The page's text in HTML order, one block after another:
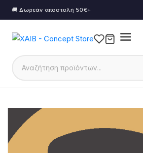
🚚 Δωρεάν αποστολή 50€+